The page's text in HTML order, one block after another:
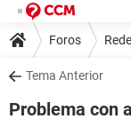
Foros
Tema Anterior
Problema con